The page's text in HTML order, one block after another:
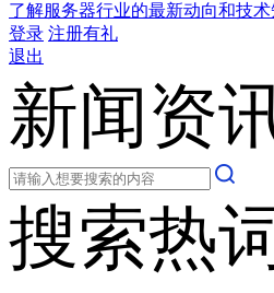
了解服务器行业的最新动向和技术
登录 注册有礼
退出
新闻资
搜索热